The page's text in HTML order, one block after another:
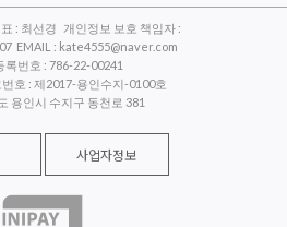
: 최선경 개인정보 보호 책임자 :
EMAIL : kate4555@naver.com
록번호 : 786-22-00241
호 : 제2017-용인수지-0100호
용인시 수지구 동천로 381
사업자정보